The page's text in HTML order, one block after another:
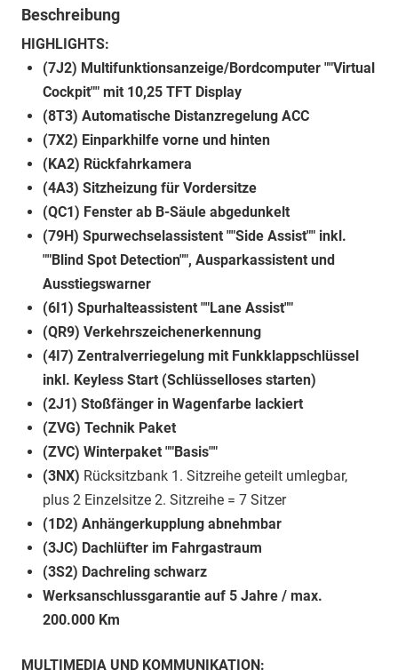
Beschreibung
HIGHLIGHTS:
(7J2) Multifunktionsanzeige/Bordcomputer ""Virtual
Cockpit"" mit 10,25 TFT Display
(8T3) Automatische Distanzregelung ACC
(7X2) Einparkhilfe vorne und hinten
(KA2) Rückfahrkamera
(4A3) Sitzheizung für Vordersitze
(QC1) Fenster ab B-Säule abgedunkelt
(79H) Spurwechselassistent ""Side Assist"" inkl.
""Blind Spot Detection"", Ausparkassistent und
Ausstiegswarner
(6I1) Spurhalteassistent ""Lane Assist""
(QR9) Verkehrszeichenerkennung
(4I7) Zentralverriegelung mit Funkklappschlüssel
inkl. Keyless Start (Schlüsselloses starten)
(2J1) Stoßfänger in Wagenfarbe lackiert
(ZVG) Technik Paket
(ZVC) Winterpaket ""Basis""
(3NX) Rücksitzbank 1. Sitzreihe geteilt umlegbar,
plus 2 Einzelsitze 2. Sitzreihe = 7 Sitzer
(1D2) Anhängerkupplung abnehmbar
(3JC) Dachlüfter im Fahrgastraum
(3S2) Dachreling schwarz
Werksanschlussgarantie auf 5 Jahre / max.
200.000 Km
MULTIMEDIA UND KOMMUNIKATION: